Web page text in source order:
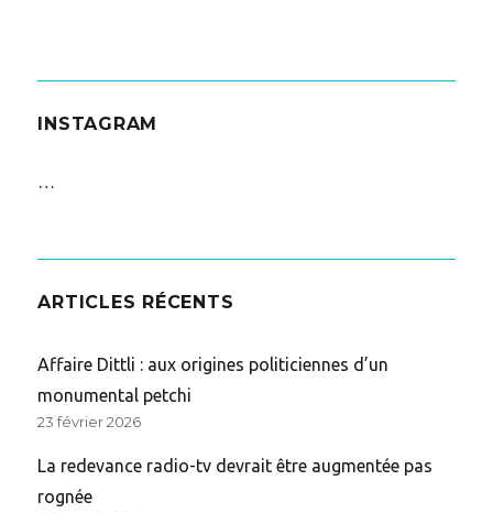
INSTAGRAM
…
ARTICLES RÉCENTS
Affaire Dittli : aux origines politiciennes d’un
monumental petchi
23 février 2026
La redevance radio-tv devrait être augmentée pas
rognée